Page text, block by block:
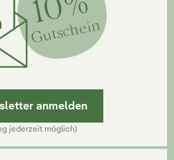
Gutschein
anmelden
jederzeit möglich)